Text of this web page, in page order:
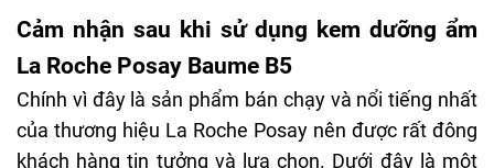
Cảm nhận sau khi sử dụng kem dưỡng ẩm
La Roche Posay Baume B5
Chính vì đây là sản phẩm bán chạy và nổi tiếng nhất
của thương hiệu La Roche Posay nên được rất đông